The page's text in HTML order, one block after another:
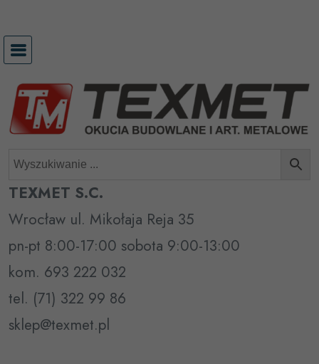
treści
TEXMET S.C.
Wrocław ul. Mikołaja Reja 35
pn-pt 8:00-17:00 sobota 9:00-13:00
kom. 693 222 032
tel. (71) 322 99 86
sklep@texmet.pl